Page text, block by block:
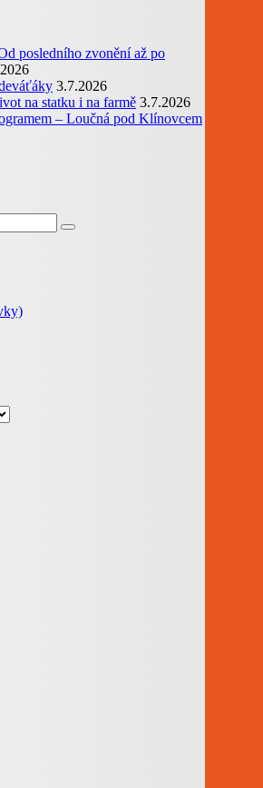
posledního zvonění až po
3.7.2026
na statku i na farmě 3.7.2026
– Loučná pod Klínovcem